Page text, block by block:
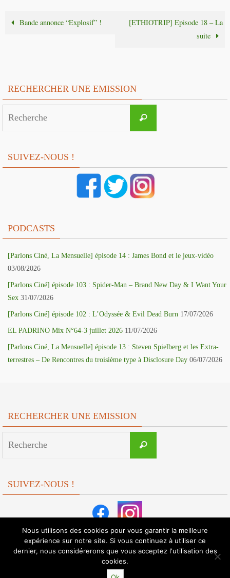
Bande annonce “Explosif” !
[ETHIOTRIP] Episode 18 – La
suite
RECHERCHER UNE EMISSION
Recherche
SUIVEZ-NOUS !
PODCASTS
[Parlons Ciné, La Mensuelle] épisode 14 : James Bond et le jeux-vidéo
03/08/2026
[Parlons Ciné] épisode 103 : Spider-Man – Brand New Day & I Want Your
Sex 31/07/2026
[Parlons Ciné] épisode 102 : L’Odyssée & Evil Dead Burn 17/07/2026
EL PADRINO Mix N°64-3 juillet 2026 11/07/2026
[Parlons Ciné, La Mensuelle] épisode 13 : Steven Spielberg et les Extra-
terrestres – De Rencontres du troisième type à Disclosure Day 06/07/2026
RECHERCHER UNE EMISSION
Recherche
SUIVEZ-NOUS !
Nous utilisons des cookies pour vous garantir la meilleure
expérience sur notre site. Si vous continuez à utiliser ce
dernier, nous considérerons que vous acceptez l'utilisation des
cookies.